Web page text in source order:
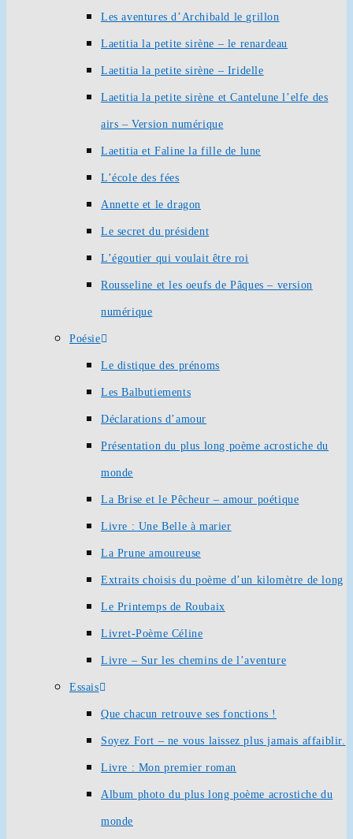
Les aventures d’Archibald le grillon
Laetitia la petite sirène – le renardeau
Laetitia la petite sirène – Iridelle
Laetitia la petite sirène et Cantelune l’elfe des
airs – Version numérique
Laetitia et Faline la fille de lune
L’école des fées
Annette et le dragon
Le secret du président
L’égoutier qui voulait être roi
Rousseline et les oeufs de Pâques – version
numérique
Poésie
Le distique des prénoms
Les Balbutiements
Déclarations d’amour
Présentation du plus long poème acrostiche du
monde
La Brise et le Pêcheur – amour poétique
Livre : Une Belle à marier
La Prune amoureuse
Extraits choisis du poème d’un kilomètre de long
Le Printemps de Roubaix
Livret-Poème Céline
Livre – Sur les chemins de l’aventure
Essais
Que chacun retrouve ses fonctions !
Soyez Fort – ne vous laissez plus jamais affaiblir.
Livre : Mon premier roman
Album photo du plus long poème acrostiche du
monde